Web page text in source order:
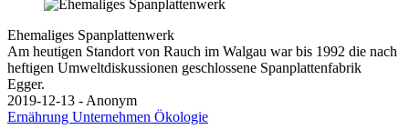
Ehemaliges Spanplattenwerk
Am heutigen Standort von Rauch im Walgau war bis 1992 die nach
heftigen Umweltdiskussionen geschlossene Spanplattenfabrik
Egger.
2019-12-13 - Anonym
Ernährung Unternehmen Ökologie